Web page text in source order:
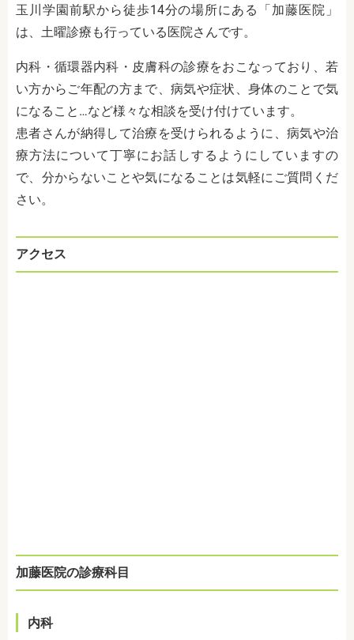
玉川学園前駅から徒歩14分の場所にある「加藤医院」
は、土曜診療も行っている医院さんです。
内科・循環器内科・皮膚科の診療をおこなっており、若
い方からご年配の方まで、病気や症状、身体のことで気
になること…など様々な相談を受け付けています。
患者さんが納得して治療を受けられるように、病気や治
療方法について丁寧にお話しするようにしていますの
で、分からないことや気になることは気軽にご質問くだ
さい。
アクセス
加藤医院の診療科目
内科